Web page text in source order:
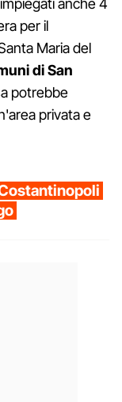
anche 4
per il
Maria del
di San
potrebbe
privata e